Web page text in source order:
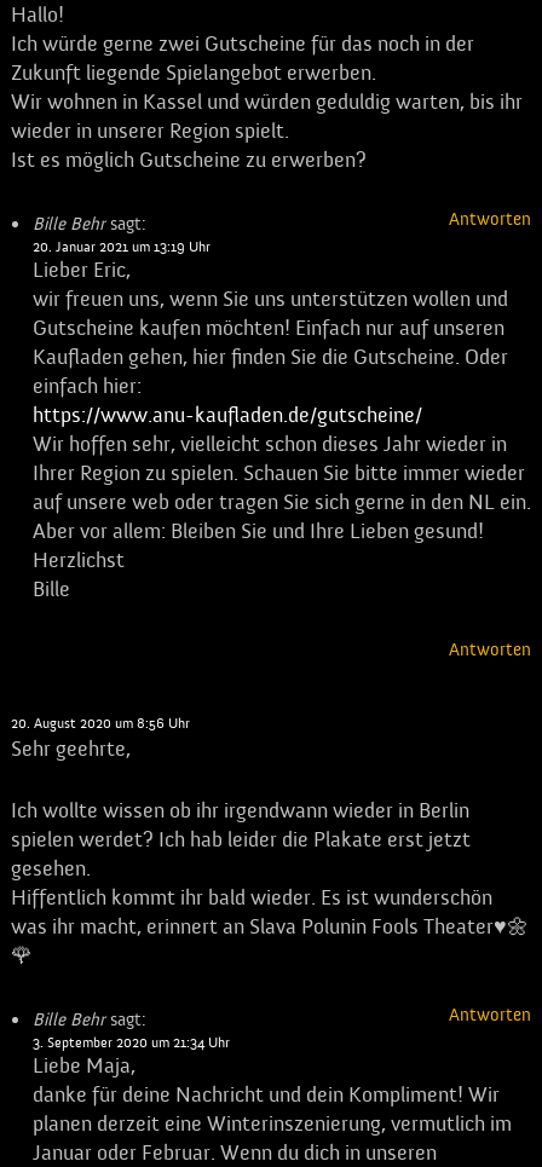
Hallo!
Ich würde gerne zwei Gutscheine für das noch in der
Zukunft liegende Spielangebot erwerben.
Wir wohnen in Kassel und würden geduldig warten, bis ihr
wieder in unserer Region spielt.
Ist es möglich Gutscheine zu erwerben?
Antworten
Bille Behr sagt:
20. Januar 2021 um 13:19 Uhr
Lieber Eric,
wir freuen uns, wenn Sie uns unterstützen wollen und
Gutscheine kaufen möchten! Einfach nur auf unseren
Kaufladen gehen, hier finden Sie die Gutscheine. Oder
einfach hier:
https://www.anu-kaufladen.de/gutscheine/
Wir hoffen sehr, vielleicht schon dieses Jahr wieder in
Ihrer Region zu spielen. Schauen Sie bitte immer wieder
auf unsere web oder tragen Sie sich gerne in den NL ein.
Aber vor allem: Bleiben Sie und Ihre Lieben gesund!
Herzlichst
Bille
Antworten
20. August 2020 um 8:56 Uhr
Sehr geehrte,
Ich wollte wissen ob ihr irgendwann wieder in Berlin
spielen werdet? Ich hab leider die Plakate erst jetzt
gesehen.
Hiffentlich kommt ihr bald wieder. Es ist wunderschön
was ihr macht, erinnert an Slava Polunin Fools Theater♥️🌼
🌹
Antworten
Bille Behr sagt:
3. September 2020 um 21:34 Uhr
Liebe Maja,
danke für deine Nachricht und dein Kompliment! Wir
planen derzeit eine Winterinszenierung, vermutlich im
Januar oder Februar. Wenn du dich in unseren